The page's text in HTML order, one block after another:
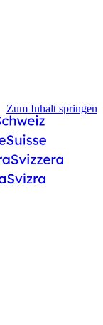
Zum Inhalt springen